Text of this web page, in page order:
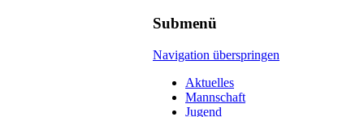
Submenü
Navigation überspringen
Aktuelles
Mannschaft
Jugend